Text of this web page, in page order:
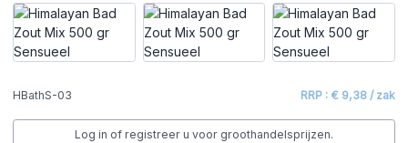
HBathS-03 RRP : € 9,38 / zak
Log in of registreer u voor groothandelsprijzen.